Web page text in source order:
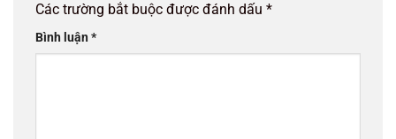
Các trường bắt buộc được đánh dấu *
Bình luận*